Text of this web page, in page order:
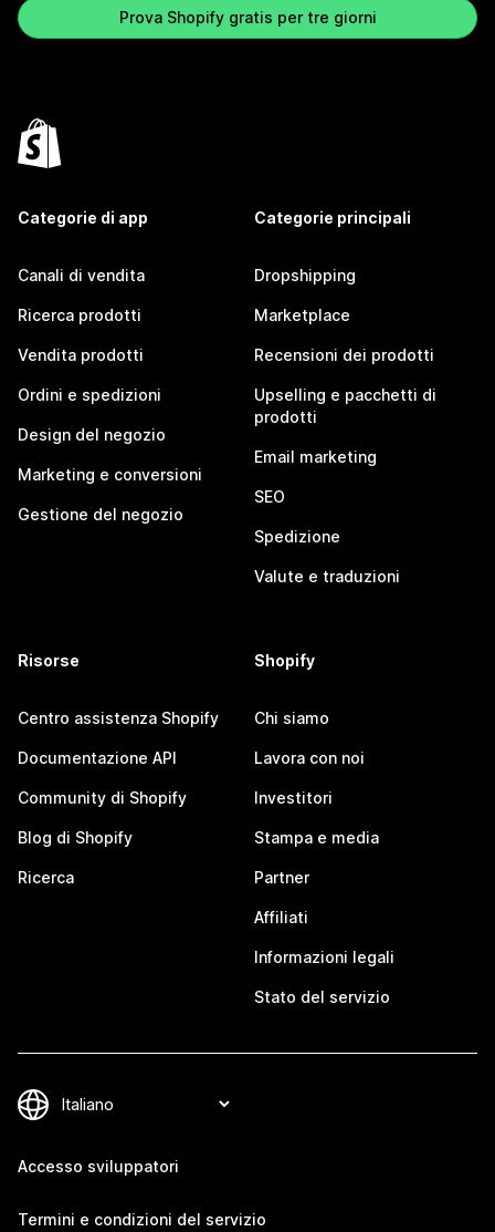
Prova Shopify gratis per tre giorni
Categorie di app
Canali di vendita
Ricerca prodotti
Vendita prodotti
Ordini e spedizioni
Design del negozio
Marketing e conversioni
Gestione del negozio
Categorie principali
Dropshipping
Marketplace
Recensioni dei prodotti
Upselling e pacchetti di
prodotti
Email marketing
SEO
Spedizione
Valute e traduzioni
Risorse
Centro assistenza Shopify
Documentazione API
Community di Shopify
Blog di Shopify
Ricerca
Shopify
Chi siamo
Lavora con noi
Investitori
Stampa e media
Partner
Affiliati
Informazioni legali
Stato del servizio
Accesso sviluppatori
Termini e condizioni del servizio